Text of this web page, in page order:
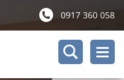
0917 360 058